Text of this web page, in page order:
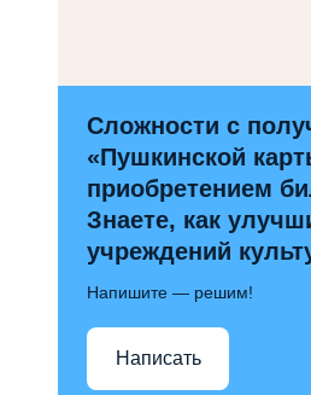
Сложности с
«Пушкинской
приобретением
Знаете, как
учреждений
Напишите — решим!
Написать